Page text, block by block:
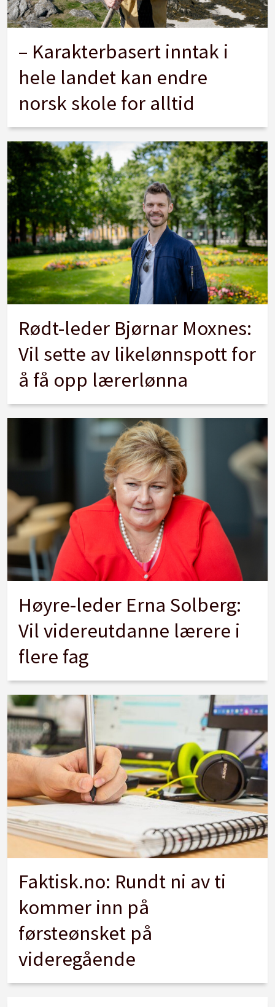
– Karakterbasert inntak i
hele landet kan endre
norsk skole for alltid
Rødt-leder Bjørnar Moxnes:
Vil sette av likelønnspott for
å få opp lærerlønna
Høyre-leder Erna Solberg:
Vil videreutdanne lærere i
flere fag
Faktisk.no: Rundt ni av ti
kommer inn på
førsteønsket på
videregående